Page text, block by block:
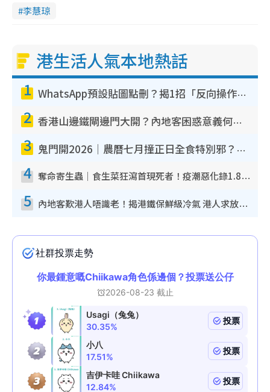
李慧琼
港生活人氣本地熱話
1 WhatsApp預設貼圖點刪？揭1招「反向操作」還原簡潔介面 附3步實測教學
2 香港山邊鐵閘邊門大開？內地客困惑意義何在！網民神回覆：呢種叫法理性防禦
3 鬼門開2026｜農曆七月撞正日全食特別邪？專家警告切忌做一事！揭4大禁忌+2招保平安
4 奪命寄生蟲｜食生菜狂瀉首現死者！疫潮惡化錄1.8萬宗病例 揭洗菜3大謬誤
5 內地客歎港人唔識老！揭港鐵保鮮級冷氣 港人求放過：咪投訴